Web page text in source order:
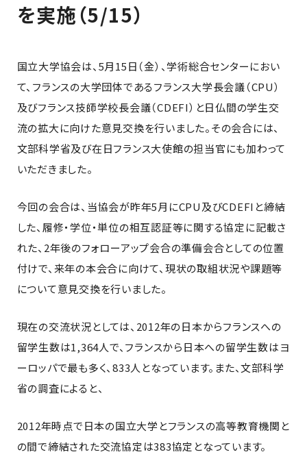
を実施（5/15）
国立大学協会は、5月15日（金）、学術総合センターにおい
て、フランスの大学団体であるフランス大学長会議（CPU）
及びフランス技師学校長会議（CDEFI）と日仏間の学生交
流の拡大に向けた意見交換を行いました。その会合には、
文部科学省及び在日フランス大使館の担当官にも加わって
いただきました。
今回の会合は、当協会が昨年5月にCPU及びCDEFIと締結
した、履修・学位・単位の相互認証等に関する協定に記載さ
れた、2年後のフォローアップ会合の準備会合としての位置
付けで、来年の本会合に向けて、現状の取組状況や課題等
について意見交換を行いました。
現在の交流状況としては、2012年の日本からフランスへの
留学生数は1,364人で、フランスから日本への留学生数はヨ
ーロッパで最も多く、833人となっています。また、文部科学
省の調査によると、
2012年時点で日本の国立大学とフランスの高等教育機関と
の間で締結された交流協定は383協定となっています。